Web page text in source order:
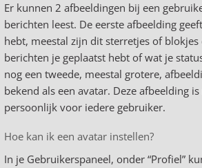
Er kunnen 2 afbeeldingen bij een
berichten leest. De eerste afbeelding
hebt, meestal zijn dit sterretjes of blokjes
berichten je geplaatst hebt of wat je
nog een tweede, meestal grotere,
bekend als een avatar. Deze afbeelding
persoonlijk voor iedere gebruiker.
Hoe kan ik een avatar instellen?
In je Gebruikerspaneel, onder “Profiel”